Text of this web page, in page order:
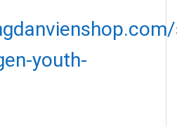
youth-